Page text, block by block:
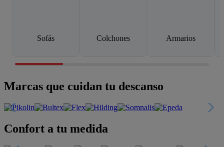
Sofás Colchones Armarios
Marcas que cuidan tu descanso
Confort a tu medida